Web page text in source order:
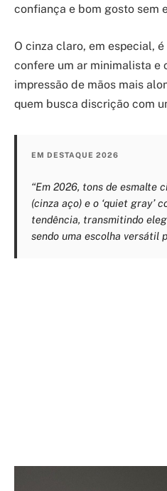
confiança e bom gosto sem
O cinza claro, em especial,
confere um ar minimalista e
impressão de mãos mais
quem busca discrição com
EM DESTAQUE 2026
“Em 2026, tons de esmalte
(cinza aço) e o ‘quiet gray’
tendência, transmitindo
sendo uma escolha versátil